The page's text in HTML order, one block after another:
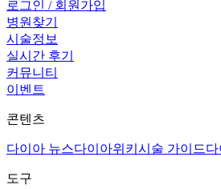
로그인 / 회원가입
병원찾기
시술정보
실시간 후기
커뮤니티
이벤트
콘텐츠
다이아 뉴스다이아위키 시술 가이드다
도구